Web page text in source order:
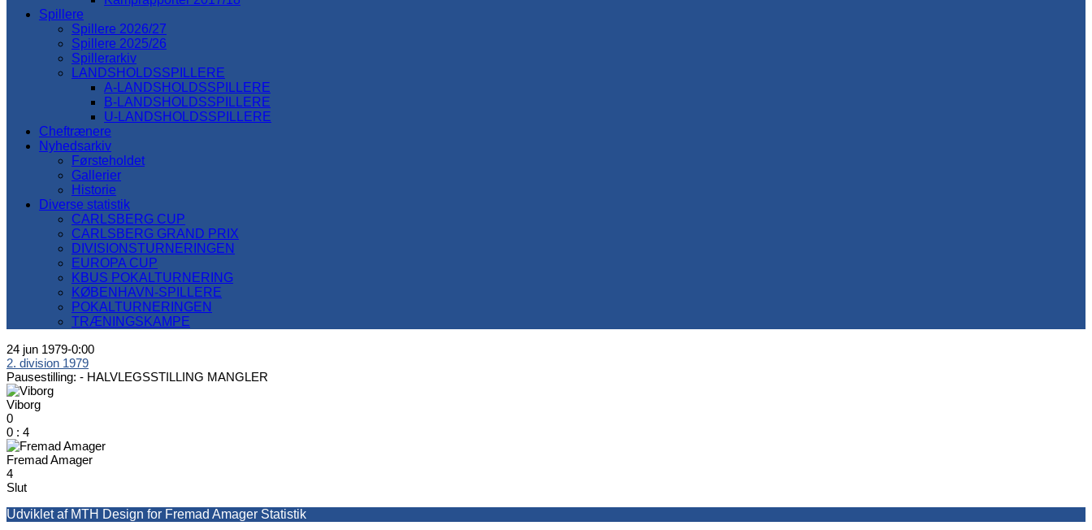
Spillere
Spillere 2026/27
Spillere 2025/26
Spillerarkiv
LANDSHOLDSSPILLERE
A-LANDSHOLDSSPILLERE
B-LANDSHOLDSSPILLERE
U-LANDSHOLDSSPILLERE
Cheftrænere
Nyhedsarkiv
Førsteholdet
Gallerier
Historie
Diverse statistik
CARLSBERG CUP
CARLSBERG GRAND PRIX
DIVISIONSTURNERINGEN
EUROPA CUP
KBUS POKALTURNERING
KØBENHAVN-SPILLERE
POKALTURNERINGEN
TRÆNINGSKAMPE
24 jun 1979-0:00
2. division 1979
Pausestilling: - HALVLEGSSTILLING MANGLER
Viborg
0
0 : 4
Fremad Amager
4
Slut
Udviklet af MTH Design for Fremad Amager Statistik